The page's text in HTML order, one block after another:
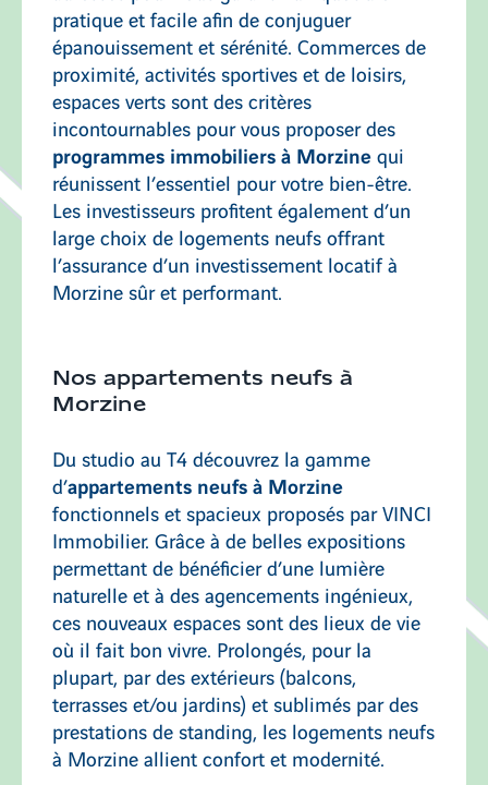
pratique et facile afin de conjuguer
épanouissement et sérénité. Commerces de
proximité, activités sportives et de loisirs,
espaces verts sont des critères
incontournables pour vous proposer des
programmes immobiliers à Morzinequi
réunissent l’essentiel pour votre bien-être.
Les investisseurs profitent également d’un
large choix de logements neufs offrant
l’assurance d’un investissement locatif à
Morzine sûr et performant.
Nos appartements neufs à
Morzine
Du studio au T4 découvrez la gamme
d’appartements neufs à Morzine
fonctionnels et spacieux proposés par VINCI
Immobilier. Grâce à de belles expositions
permettant de bénéficier d’une lumière
naturelle et à des agencements ingénieux,
ces nouveaux espaces sont des lieux de vie
où il fait bon vivre. Prolongés, pour la
plupart, par des extérieurs (balcons,
terrasses et/ou jardins) et sublimés par des
prestations de standing, les logements neufs
à Morzine allient confort et modernité.